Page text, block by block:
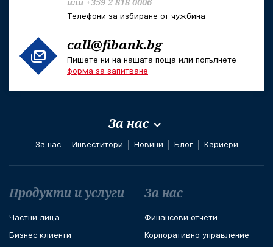
или +359 2 818 0006
Телефони за избиране от чужбина
call@fibank.bg
Пишете ни на нашата поща или попълнете
форма за запитване
За нас
За нас Инвеститори Новини Блог Кариери
Футър навигация
Продукти и услуги
Частни лица
Бизнес клиенти
За нас
Финансови отчети
Корпоративно управление